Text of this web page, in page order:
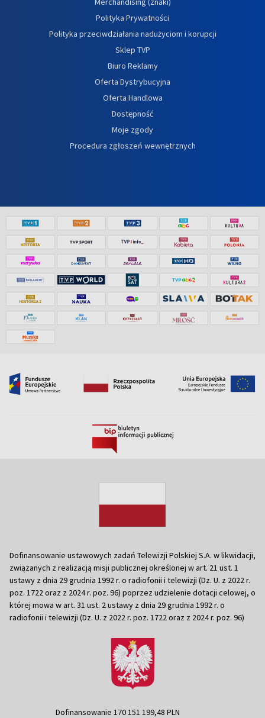
Polityka Prywatności
Polityka przeciwdziałania nadużyciom i korupcji
Sklep TVP
Biuro Reklamy
Oferta Dystrybucyjna
Oferta Handlowa
Dostępność
Moje zgody
Procedura zgłoszeń wewnętrznych
Dofinansowanie ustawowych zadań Telewizji Polskiej S.A. w likwidacji,
związanych z realizacją misji publicznej określonej w art. 21 ust. 1
ustawy z dnia 29 grudnia 1992 r. o radiofonii i telewizji (Dz. U. z 2022 r.
poz. 1722 oraz z 2024 r. poz. 96) poprzez udzielenie dotacji celowej, o
której mowa w art. 31 ust. 2 ustawy z dnia 29 grudnia 1992 r. o
radiofonii i telewizji (Dz. U. z 2022 r. poz. 1722 oraz z 2024 r. poz. 96)
Dofinansowanie 170 151 199,48 PLN